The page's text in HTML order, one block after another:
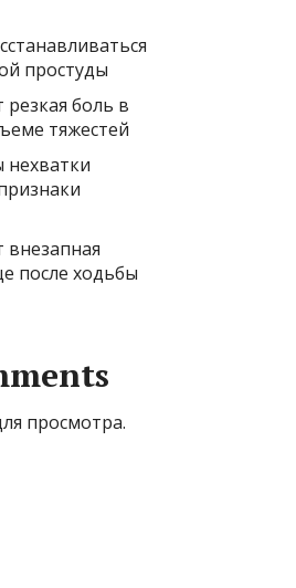
простуды
боль в
тяжестей
внезапная
после ходьбы
просмотра.